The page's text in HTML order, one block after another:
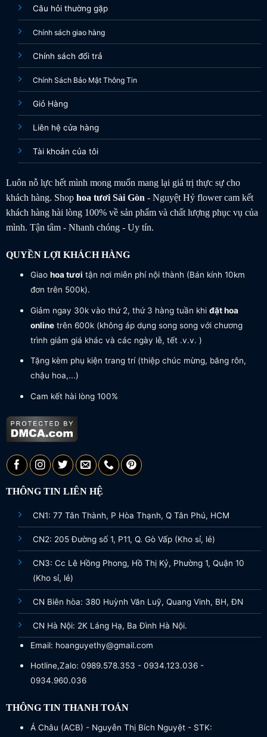
Câu hỏi thường gặp
Chính sách giao hàng
Chính sách đổi trả
Chính Sách Bảo Mật Thông Tin
Giỏ Hàng
Liên hệ cửa hàng
Tài khoản của tôi
Luôn nỗ lực hết mình mong muốn mang lại giá trị thực sự cho
khách hàng. Shop hoa tươiSài Gòn - Nguyệt Hỷ flower cam kết
khách hàng hài lòng 100% về sản phẩm và chất lượng phục vụ của
mình. Tận tâm - Nhanh chóng - Uy tín.
QUYỀN LỢI KHÁCH HÀNG
Giao hoa tươi tận nơi miễn phí nội thành (Bán kính 10km
đơn trên 500k).
Giảm ngay 30k vào thứ 2, thứ 3 hàng tuần khi đặt hoa
onlinetrên 600k (không áp dụng song song với chương
trình giảm giá khác và các ngày lễ, tết .v.v. )
Tặng kèm phụ kiện trang trí (thiệp chúc mừng, băng rôn,
chậu hoa,...)
Cam kết hài lòng 100%
THÔNG TIN LIÊN HỆ
CN1: 77 Tân Thành, P Hòa Thạnh, Q Tân Phú, HCM
CN2: 205 Đường số 1, P11, Q. Gò Vấp (Kho sỉ, lẻ)
CN3: Cc Lê Hồng Phong, Hồ Thị Kỷ, Phường 1, Quận 10
(Kho sỉ, lẻ)
CN Biên hòa: 380 Huỳnh Văn Luỹ, Quang Vinh, BH, ĐN
CN Hà Nội: 2K Láng Hạ, Ba Đình Hà Nội.
Email: hoanguyethy@gmail.com
Hotline,Zalo: 0989.578.353 - 0934.123.036 -
0934.960.036
THÔNG TIN THANH TOÁN
Á Châu (ACB) - Nguyễn Thị Bích Nguyệt - STK: